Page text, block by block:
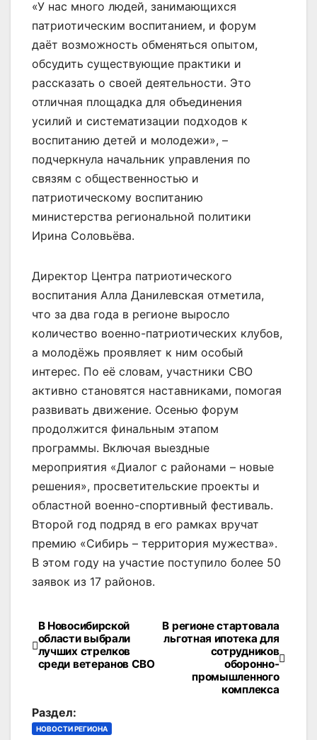
«У нас много людей, занимающихся
патриотическим воспитанием, и форум
даёт возможность обменяться опытом,
обсудить существующие практики и
рассказать о своей деятельности. Это
отличная площадка для объединения
усилий и систематизации подходов к
воспитанию детей и молодежи», –
подчеркнула начальник управления по
связям с общественностью и
патриотическому воспитанию
министерства региональной политики
Ирина Соловьёва.
Директор Центра патриотического
воспитания Алла Данилевская отметила,
что за два года в регионе выросло
количество военно-патриотических клубов,
а молодёжь проявляет к ним особый
интерес. По её словам, участники СВО
активно становятся наставниками, помогая
развивать движение. Осенью форум
продолжится финальным этапом
программы. Включая выездные
мероприятия «Диалог с районами – новые
решения», просветительские проекты и
областной военно-спортивный фестиваль.
Второй год подряд в его рамках вручат
премию «Сибирь – территория мужества».
В этом году на участие поступило более 50
заявок из 17 районов.
Навигация
по
В регионе стартовала
льготная ипотека для
сотрудников
оборонно-
промышленного
комплекса
В Новосибирской
области выбрали
лучших стрелков
среди ветеранов СВО
Раздел:
НОВОСТИ РЕГИОНА